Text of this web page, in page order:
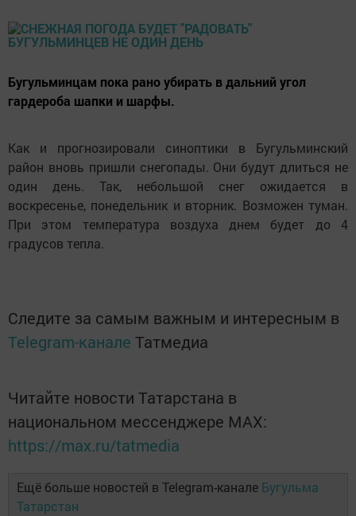
Бугульминцам пока рано убирать в дальний угол
гардероба шапки и шарфы.
Как и прогнозировали синоптики в Бугульминский
район вновь пришли снегопады. Они будут длиться не
один день. Так, небольшой снег ожидается в
воскресенье, понедельник и вторник. Возможен туман.
При этом температура воздуха днем будет до 4
градусов тепла.
Следите за самым важным и интересным в
Telegram-канале Татмедиа
Читайте новости Татарстана в
национальном мессенджере MАХ:
https://max.ru/tatmedia
Ещё больше новостей в Telegram-канале Бугульма
Татарстан